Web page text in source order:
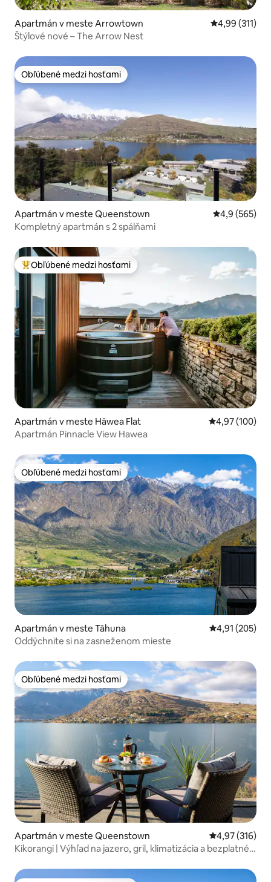
Apartmán v meste Arrowtown Priemerné
4,99 (311)
Štýlové nové – The Arrow Nest
Obľúbené medzi hosťami
Obľúbené medzi hosťami
Apartmán v meste Queenstown Priemerné
4,9 (565)
Kompletný apartmán s 2 spálňami
Najobľúbenejšie medzi hosťami
Obľúbené medzi hosťami
Apartmán v meste Hāwea Flat Priemerné
4,97 (100)
Apartmán Pinnacle View Hawea
Obľúbené medzi hosťami
Obľúbené medzi hosťami
Apartmán v meste Tāhuna Priemerné
4,91 (205)
Oddýchnite si na zasneženom mieste
Obľúbené medzi hosťami
Obľúbené medzi hosťami
Apartmán v meste Queenstown Priemerné
4,97 (316)
Kikorangi | Výhľad na jazero, gril, klimatizácia a bezplatné